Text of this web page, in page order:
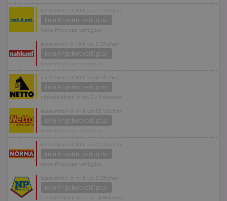
letzte Aktion 0,39 € vor 17 Wochen
kein Angebot verfügbar
keine Prognose verfügbar
letzte Aktion 0,49 € vor 2 Wochen
kein Angebot verfügbar
keine Prognose verfügbar
letzte Aktion 0,39 € vor 4 Wochen
kein Angebot verfügbar
nächste Aktion in ca. 2 - 3 Wochen
letzte Aktion 0,44 € vor 65 Wochen
kein Angebot verfügbar
keine Prognose verfügbar
letzte Aktion 0,39 € vor 10 Wochen
kein Angebot verfügbar
keine Prognose verfügbar
letzte Aktion 0,44 € vor 3 Wochen
kein Angebot verfügbar
nächste Aktion in ca. 3 - 4 Wochen